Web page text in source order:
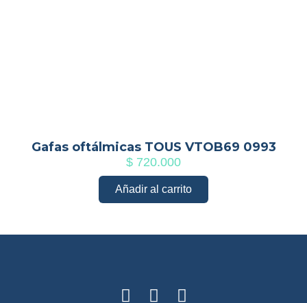
Gafas oftálmicas TOUS VTOB69 0993
$ 720.000
Añadir al carrito